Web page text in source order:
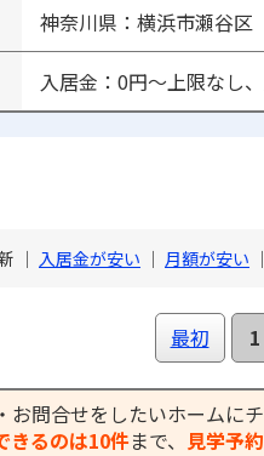
神奈川県：横浜市瀬谷区
入居金：0円〜上限なし
｜ 入居金が安い ｜ 月額が安い ｜
最初 1
お問合せをしたいホームに
きるのは10件まで、 見学予